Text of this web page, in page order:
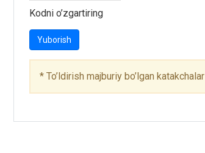
Kodni o’zgartiring
Yuborish
* To’ldirish majburiy bo’lgan katakchalar